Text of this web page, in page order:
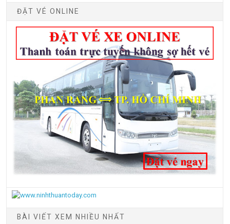
ĐẶT VÉ ONLINE
BÀI VIẾT XEM NHIỀU NHẤT